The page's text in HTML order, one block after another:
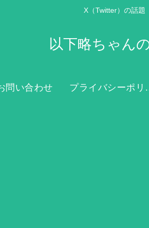
X（Twitter）の話題
以下略ちゃん
問い合わせ プラ